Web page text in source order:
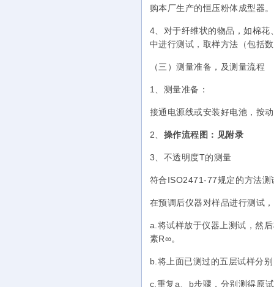
购本厂生产的恒压粉体成型器。
4、对于纤维状的物品，如棉
中进行测试，取样方法（包括
（三）测量准备，及测量流程
1、测量准备：
接通电源线或安装好电池，按
2、 操作流程图：见附录
3、不透明度T的测量
符合ISO2471-77规定的方法测
在预调后仪器对样品进行测试
a.将试样放于仪器上测试，然
素R∞。
b.将上面已测过的五层试样分
c.重复a、b步骤，分别测得原